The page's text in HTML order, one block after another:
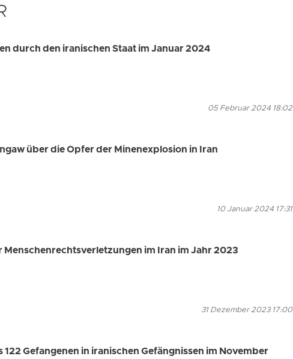
durch den iranischen Staat im Januar 2024
05 Februar 2024 18:02
über die Opfer der Minenexplosion in Iran
10 Januar 2024 17:31
im Iran im Jahr 2023
31 Dezember 2023 17:00
Gefangenen in iranischen Gefängnissen im November